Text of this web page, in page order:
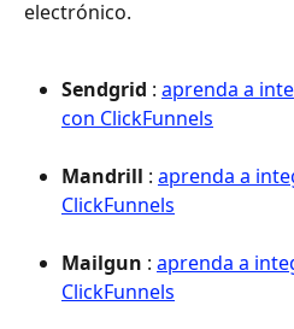
electrónico.
Sendgrid : aprenda a
con ClickFunnels
Mandrill : aprenda a
ClickFunnels
Mailgun : aprenda a
ClickFunnels